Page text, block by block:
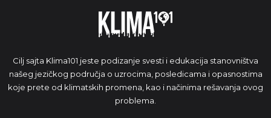
Cilj sajta Klima101 jeste podizanje svesti i edukacija stanovništva
našeg jezičkog područja o uzrocima, posledicama i opasnostima
koje prete od klimatskih promena, kao i načinima rešavanja ovog
problema.